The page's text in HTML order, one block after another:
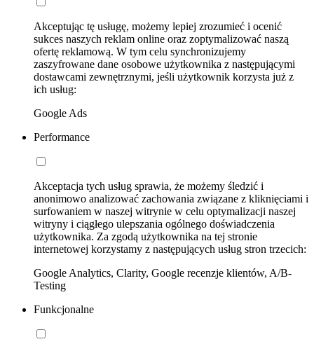
Akceptując tę usługę, możemy lepiej zrozumieć i ocenić
sukces naszych reklam online oraz zoptymalizować naszą
ofertę reklamową. W tym celu synchronizujemy
zaszyfrowane dane osobowe użytkownika z następującymi
dostawcami zewnętrznymi, jeśli użytkownik korzysta już z
ich usług:
Google Ads
Performance
Akceptacja tych usług sprawia, że możemy śledzić i
anonimowo analizować zachowania związane z kliknięciami i
surfowaniem w naszej witrynie w celu optymalizacji naszej
witryny i ciągłego ulepszania ogólnego doświadczenia
użytkownika. Za zgodą użytkownika na tej stronie
internetowej korzystamy z następujących usług stron trzecich:
Google Analytics, Clarity, Google recenzje klientów, A/B-
Testing
Funkcjonalne